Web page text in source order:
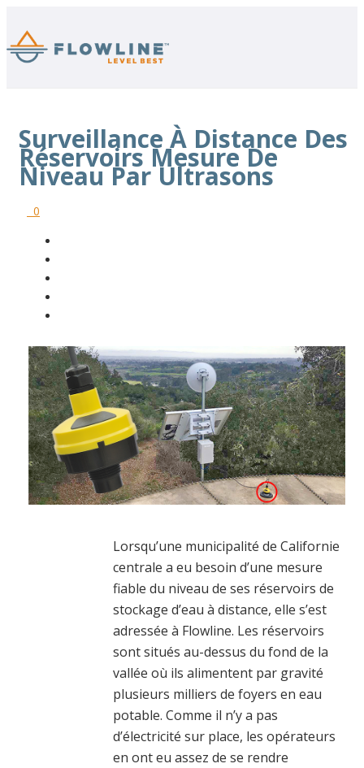
Surveillance À Distance Des
Réservoirs Mesure De
Niveau Par Ultrasons
0
Lorsqu’une municipalité de Californie
centrale a eu besoin d’une mesure
fiable du niveau de ses réservoirs de
stockage d’eau à distance, elle s’est
adressée à Flowline. Les réservoirs
sont situés au-dessus du fond de la
vallée où ils alimentent par gravité
plusieurs milliers de foyers en eau
potable. Comme il n’y a pas
d’électricité sur place, les opérateurs
en ont eu assez de se rendre